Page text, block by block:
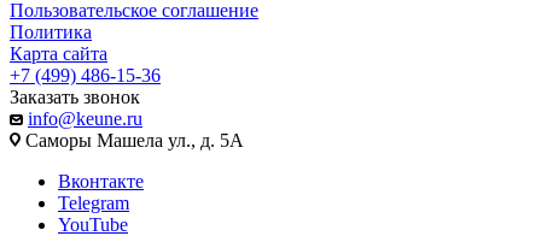
Пользовательское соглашение
Политика
Карта сайта
+7 (499) 486-15-36
Заказать звонок
info@keune.ru
Саморы Машела ул., д. 5А
Вконтакте
Telegram
YouTube